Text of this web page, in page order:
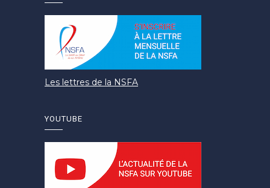
Les lettres de la NSFA
YOUTUBE